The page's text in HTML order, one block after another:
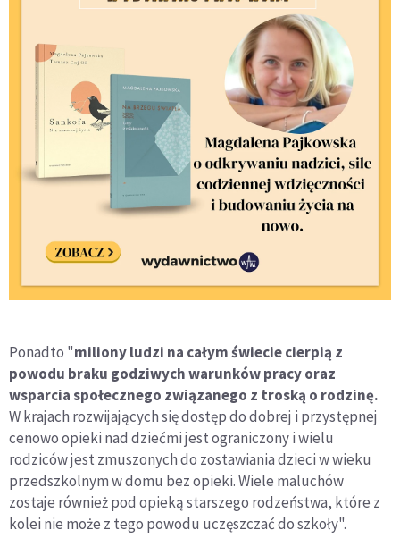
Ponadto "miliony ludzi na całym świecie cierpią z
powodu braku godziwych warunków pracy oraz
wsparcia społecznego związanego z troską o rodzinę.
W krajach rozwijających się dostęp do dobrej i przystępnej
cenowo opieki nad dziećmi jest ograniczony i wielu
rodziców jest zmuszonych do zostawiania dzieci w wieku
przedszkolnym w domu bez opieki. Wiele maluchów
zostaje również pod opieką starszego rodzeństwa, które z
kolei nie może z tego powodu uczęszczać do szkoły".